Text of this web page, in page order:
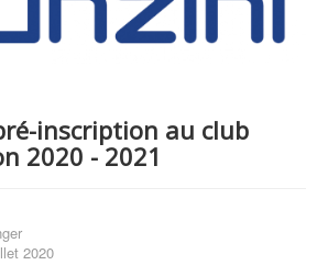
inscription au club
2020 - 2021
2020